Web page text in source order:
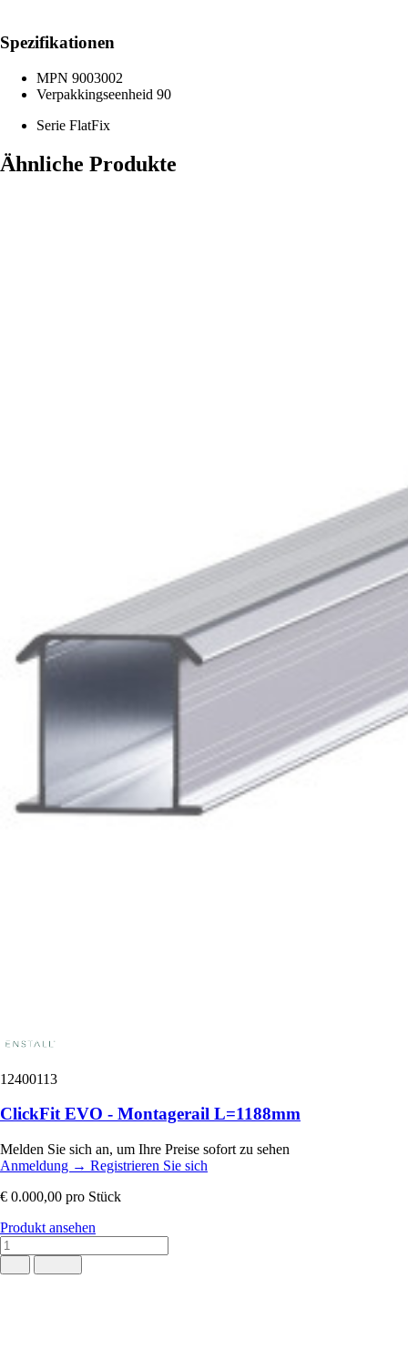
Spezifikationen
MPN 9003002
Verpakkingseenheid 90
Serie FlatFix
Ähnliche Produkte
12400113
ClickFit EVO - Montagerail L=1188mm
Melden Sie sich an, um Ihre Preise sofort zu sehen
Anmeldung → Registrieren Sie sich
€ 0.000,00 pro Stück
Produkt ansehen